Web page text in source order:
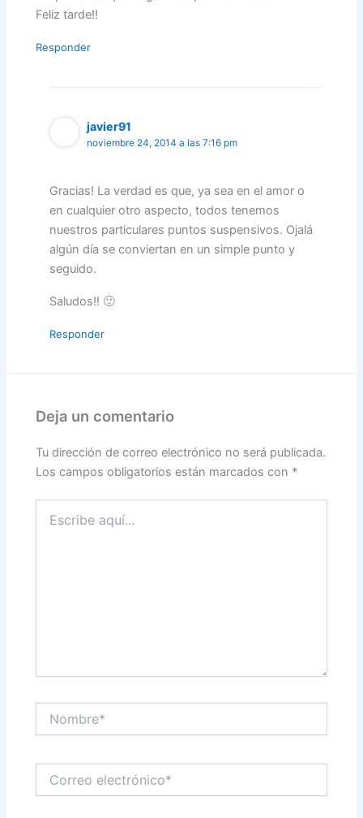
Feliz tarde!!
Responder
javier91
noviembre 24, 2014 a las 7:16 pm
Gracias! La verdad es que, ya sea en el amor o
en cualquier otro aspecto, todos tenemos
nuestros particulares puntos suspensivos. Ojalá
algún día se conviertan en un simple punto y
seguido.
Saludos!! 🙂
Responder
Deja un comentario
Tu dirección de correo electrónico no será publicada.
Los campos obligatorios están marcados con *
aquí...
electrónico*